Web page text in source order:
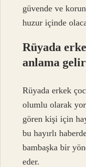
güvende ve
huzur içinde
Rüyada
anlama
Rüyada erkek
olumlu olarak
gören kişi için
bu hayırlı
bambaşka bir
eder.